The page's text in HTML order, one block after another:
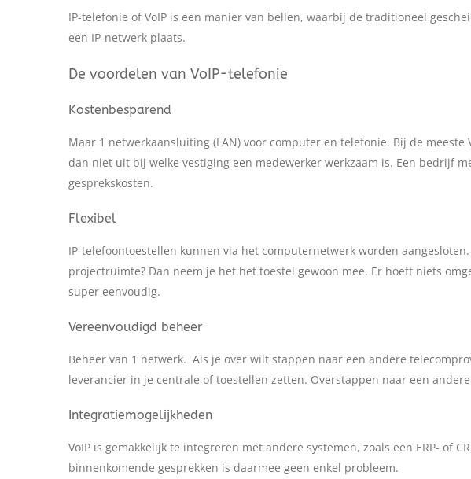
IP-telefonie of VoIP is een manier van bellen, waarbij de traditioneel
een IP-netwerk plaats.
De voordelen van VoIP-telefonie
Kostenbesparend
Maar 1 netwerkaansluiting (LAN) voor computer en telefonie. Bij de
dan niet uit bij welke vestiging een medewerker werkzaam is. Een bedrijf
gesprekskosten.
Flexibel
IP-telefoontoestellen kunnen via het computernetwerk worden
projectruimte? Dan neem je het het toestel gewoon mee. Er hoeft niets
super eenvoudig.
Vereenvoudigd beheer
Beheer van 1 netwerk. Als je over wilt stappen naar een andere
leverancier in je centrale of toestellen zetten. Overstappen naar een
Integratiemogelijkheden
VoIP is gemakkelijk te integreren met andere systemen, zoals een ERP- of
binnenkomende gesprekken is daarmee geen enkel probleem.